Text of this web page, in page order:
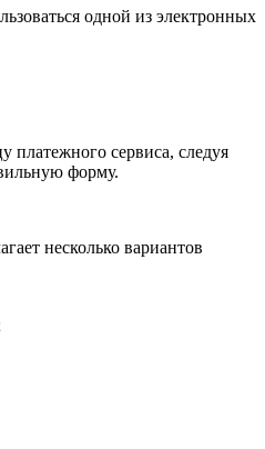
одной из электронных
платежного сервиса, следуя
форму.
несколько вариантов